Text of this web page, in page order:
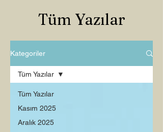
Tüm Yazılar
Kategoriler
Tüm Yazılar
Kasım 2025
Aralık 2025
Tüm Yazılar